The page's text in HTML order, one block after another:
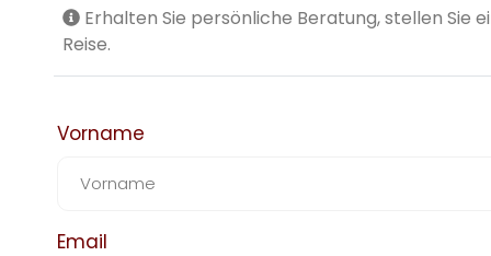
Erhalten Sie persönliche Beratung, stellen Sie
Reise.
Vorname
Email